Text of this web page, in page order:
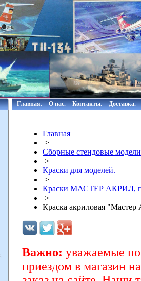
Главная. О нас. Контакты. Доставка.
Главная
>
Сборные стендовые
>
Краски для моделей.
>
Краски МАСТЕР АКРИЛ,
>
Краска акриловая
Важно: уважаемые
приездом в магазин